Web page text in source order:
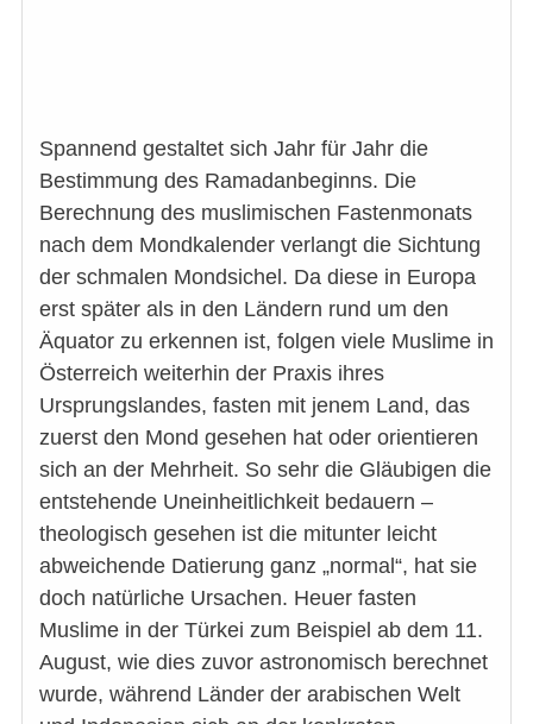
Spannend gestaltet sich Jahr für Jahr die
Bestimmung des Ramadanbeginns. Die
Berechnung des muslimischen Fastenmonats
nach dem Mondkalender verlangt die Sichtung
der schmalen Mondsichel. Da diese in Europa
erst später als in den Ländern rund um den
Äquator zu erkennen ist, folgen viele Muslime in
Österreich weiterhin der Praxis ihres
Ursprungslandes, fasten mit jenem Land, das
zuerst den Mond gesehen hat oder orientieren
sich an der Mehrheit. So sehr die Gläubigen die
entstehende Uneinheitlichkeit bedauern –
theologisch gesehen ist die mitunter leicht
abweichende Datierung ganz „normal“, hat sie
doch natürliche Ursachen. Heuer fasten
Muslime in der Türkei zum Beispiel ab dem 11.
August, wie dies zuvor astronomisch berechnet
wurde, während Länder der arabischen Welt